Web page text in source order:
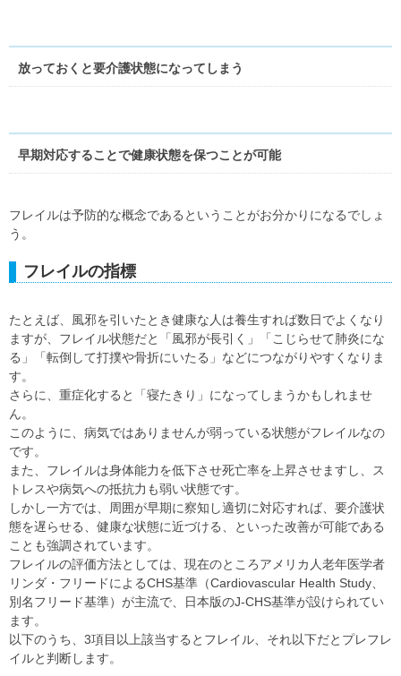
放っておくと要介護状態になってしまう
早期対応することで健康状態を保つことが可能
フレイルは予防的な概念であるということがお分かりになるでしょ
う。
フレイルの指標
たとえば、風邪を引いたとき健康な人は養生すれば数日でよくなり
ますが、フレイル状態だと「風邪が長引く」「こじらせて肺炎にな
る」「転倒して打撲や骨折にいたる」などにつながりやすくなりま
す。
さらに、重症化すると「寝たきり」になってしまうかもしれませ
ん。
このように、病気ではありませんが弱っている状態がフレイルなの
です。
また、フレイルは身体能力を低下させ死亡率を上昇させますし、ス
トレスや病気への抵抗力も弱い状態です。
しかし一方では、周囲が早期に察知し適切に対応すれば、要介護状
態を遅らせる、健康な状態に近づける、といった改善が可能である
ことも強調されています。
フレイルの評価方法としては、現在のところアメリカ人老年医学者
リンダ・フリードによるCHS基準（Cardiovascular Health Study、
別名フリード基準）が主流で、日本版のJ-CHS基準が設けられてい
ます。
以下のうち、3項目以上該当するとフレイル、それ以下だとプレフレ
イルと判断します。